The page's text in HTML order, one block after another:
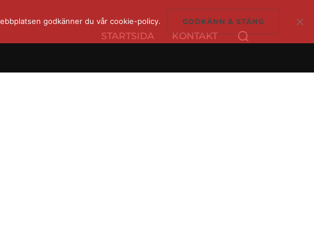
STARTSIDA KONTAKT
Sök
efter:
godkänner du vår cookie-policy. GODKÄNN & STÄNG